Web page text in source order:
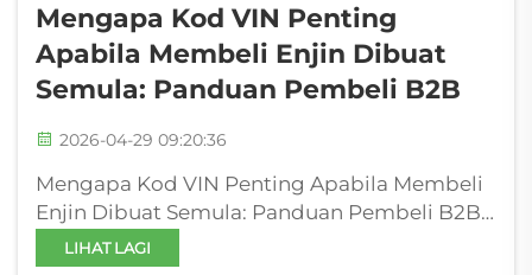
Mengapa Kod VIN Penting
Apabila Membeli Enjin Dibuat
Semula: Panduan Pembeli B2B
2026-04-29 09:20:36
Mengapa Kod VIN Penting Apabila Membeli
Enjin Dibuat Semula: Panduan Pembeli B2B
Untuk pembeli yang mencari istilah seperti
“penggantian enjin dibuat semula”, atau kod
LIHAT LAGI